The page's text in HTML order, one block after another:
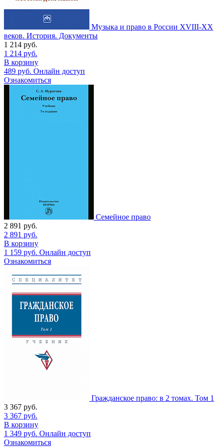
Музыка и право в России XVIII-XX
веков. История. Документы
1 214 руб.
1 214 руб.
В корзину
489 руб. Онлайн доступ
Ознакомиться
Семейное право
2 891 руб.
2 891 руб.
В корзину
1 159 руб. Онлайн доступ
Ознакомиться
Гражданское право: в 2 томах. Том 1
3 367 руб.
3 367 руб.
В корзину
1 349 руб. Онлайн доступ
Ознакомиться